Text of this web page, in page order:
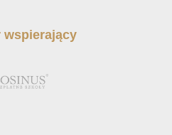
wspierający